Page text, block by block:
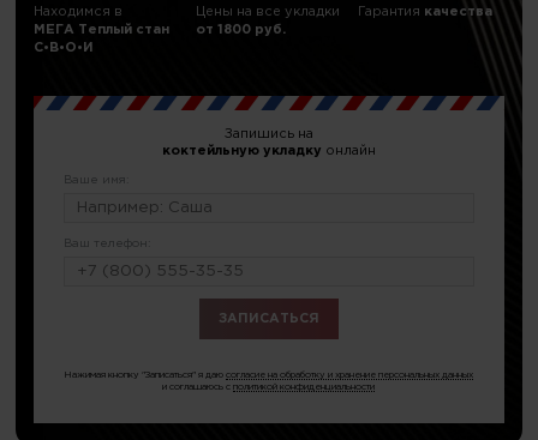
Находимся в
МЕГА Теплый стан
C•В•О•И
Цены на все укладки
от 1800 руб.
Гарантия качества
Запишись на
коктейльную укладку онлайн
Ваше имя:
Ваш телефон:
Нажимая кнопку "Записаться" я даюсогласие на обработку и хранение персональных данных
и соглашаюсь сполитикой конфиденциальности